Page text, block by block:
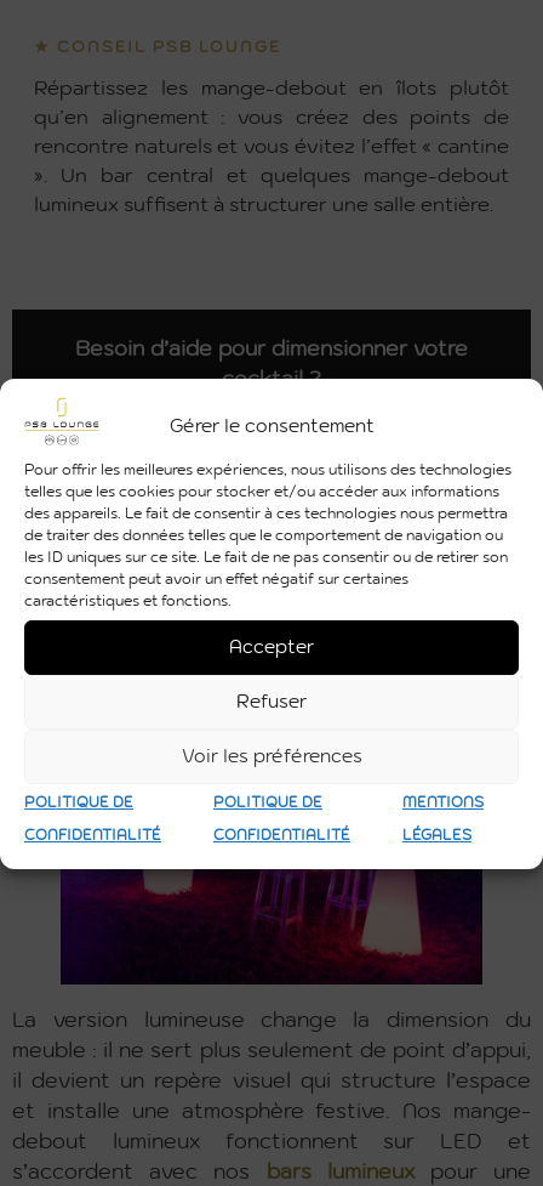
Gérer le consentement
Pour offrir les meilleures expériences, nous utilisons des technologies
telles que les cookies pour stocker et/ou accéder aux informations
des appareils. Le fait de consentir à ces technologies nous permettra
de traiter des données telles que le comportement de navigation ou
les ID uniques sur ce site. Le fait de ne pas consentir ou de retirer son
consentement peut avoir un effet négatif sur certaines
caractéristiques et fonctions.
Accepter
Refuser
Voir les préférences
POLITIQUE DE
CONFIDENTIALITÉ
POLITIQUE DE
CONFIDENTIALITÉ
MENTIONS
LÉGALES
★ CONSEIL PSB LOUNGE
Répartissez les mange-debout en îlots plutôt
qu’en alignement : vous créez des points de
rencontre naturels et vous évitez l’effet « cantine
». Un bar central et quelques mange-debout
lumineux suffisent à structurer une salle entière.
Besoin d’aide pour dimensionner votre
cocktail ?
Parlons-en :
Le mange-debout lumineux, atout
d’ambiance
La version lumineuse change la dimension du
meuble : il ne sert plus seulement de point d’appui,
il devient un repère visuel qui structure l’espace
et installe une atmosphère festive. Nos mange-
debout lumineux fonctionnent sur LED et
s’accordent avec nos
bars lumineuxpour une